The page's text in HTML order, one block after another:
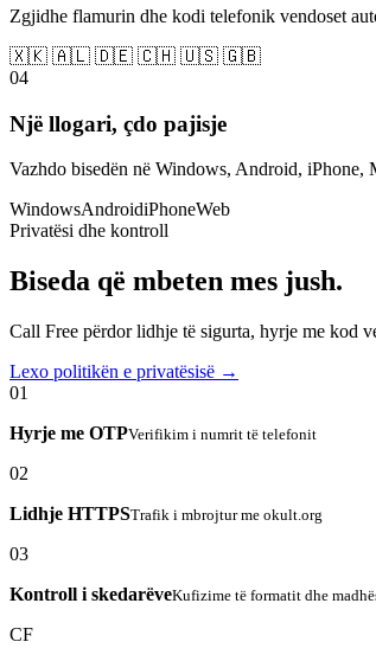
Zgjidhe flamurin dhe kodi telefonik vendoset
🇽🇰 🇦🇱 🇩🇪 🇨🇭 🇺🇸 🇬🇧
04
Një llogari, çdo pajisje
Vazhdo bisedën në Windows, Android, iPhone,
WindowsAndroidiPhoneWeb
Privatësi dhe kontroll
Biseda që mbeten mes jush.
Call Free përdor lidhje të sigurta, hyrje me kod
Lexo politikën e privatësisë →
01
Hyrje me OTPVerifikim i numrit të telefonit
02
Lidhje HTTPSTrafik i mbrojtur me okult.org
03
Kontroll i skedarëveKufizime të formatit dhe
CF